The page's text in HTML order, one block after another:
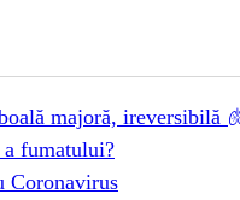
majoră, ireversibilă
fumatului?
Coronavirus